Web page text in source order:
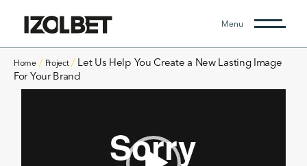
Menu
Home Project
Let Us Help You Create a New Lasting Image
For Your Brand